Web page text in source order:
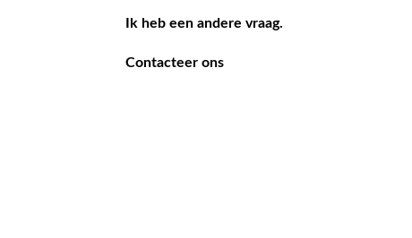
Ik heb een andere vraag.
Contacteer ons